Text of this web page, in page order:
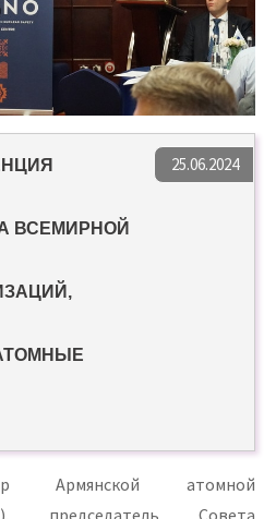
25.06.2024
ВСЕМИРНОЙ
Армянской атомной
председатель Совета